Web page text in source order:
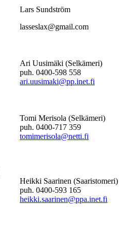
Lars Sundström
lasseslax@gmail.com
Ari Uusimäki (Selkämeri)
puh. 0400-598 558
ari.uusimaki@pp.inet.fi
Tomi Merisola (Selkämeri)
puh. 0400-717 359
tomimerisola@netti.fi
Heikki Saarinen (Saaristomeri)
puh. 0400-593 165
heikki.saarinen@ppa.inet.fi